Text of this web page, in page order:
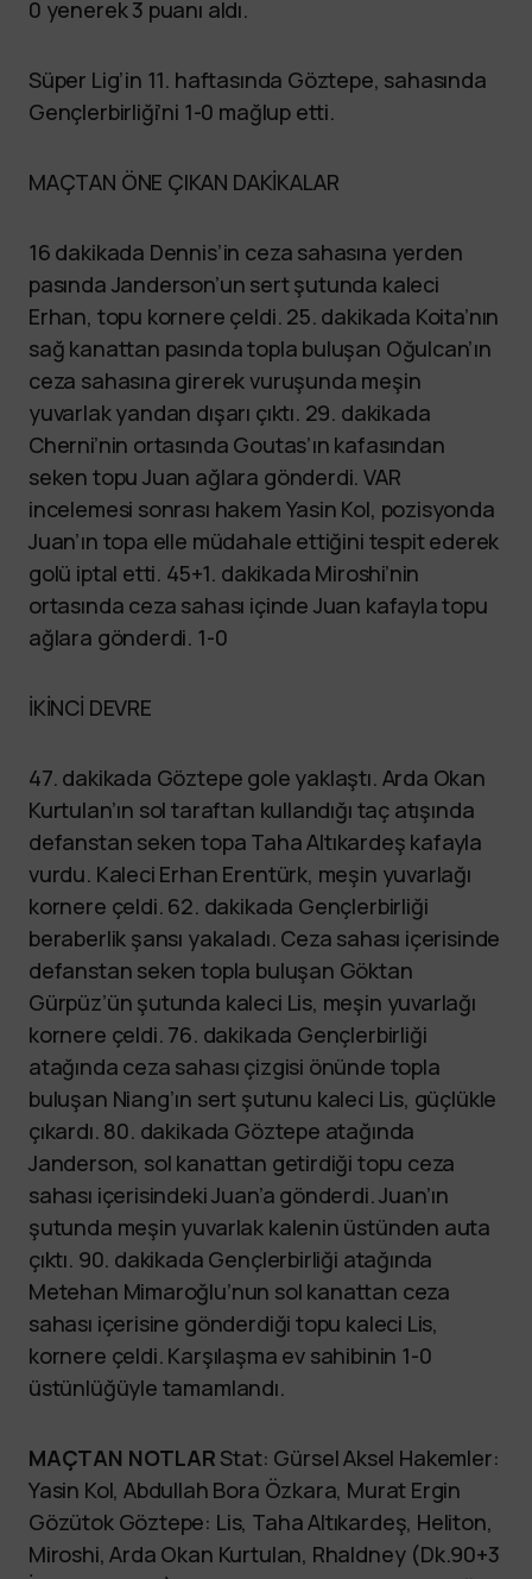
0 yenerek 3 puanı aldı.
Süper Lig’in 11. haftasında Göztepe, sahasında
Gençlerbirliği’ni 1-0 mağlup etti.
MAÇTAN ÖNE ÇIKAN DAKİKALAR
16 dakikada Dennis’in ceza sahasına yerden
pasında Janderson’un sert şutunda kaleci
Erhan, topu kornere çeldi. 25. dakikada Koita’nın
sağ kanattan pasında topla buluşan Oğulcan’ın
ceza sahasına girerek vuruşunda meşin
yuvarlak yandan dışarı çıktı. 29. dakikada
Cherni’nin ortasında Goutas’ın kafasından
seken topu Juan ağlara gönderdi. VAR
incelemesi sonrası hakem Yasin Kol, pozisyonda
Juan’ın topa elle müdahale ettiğini tespit ederek
golü iptal etti. 45+1. dakikada Miroshi’nin
ortasında ceza sahası içinde Juan kafayla topu
ağlara gönderdi. 1-0
İKİNCİ DEVRE
47. dakikada Göztepe gole yaklaştı. Arda Okan
Kurtulan’ın sol taraftan kullandığı taç atışında
defanstan seken topa Taha Altıkardeş kafayla
vurdu. Kaleci Erhan Erentürk, meşin yuvarlağı
kornere çeldi. 62. dakikada Gençlerbirliği
beraberlik şansı yakaladı. Ceza sahası içerisinde
defanstan seken topla buluşan Göktan
Gürpüz’ün şutunda kaleci Lis, meşin yuvarlağı
kornere çeldi. 76. dakikada Gençlerbirliği
atağında ceza sahası çizgisi önünde topla
buluşan Niang’ın sert şutunu kaleci Lis, güçlükle
çıkardı. 80. dakikada Göztepe atağında
Janderson, sol kanattan getirdiği topu ceza
sahası içerisindeki Juan’a gönderdi. Juan’ın
şutunda meşin yuvarlak kalenin üstünden auta
çıktı. 90. dakikada Gençlerbirliği atağında
Metehan Mimaroğlu’nun sol kanattan ceza
sahası içerisine gönderdiği topu kaleci Lis,
kornere çeldi. Karşılaşma ev sahibinin 1-0
üstünlüğüyle tamamlandı.
MAÇTAN NOTLAR Stat: Gürsel Aksel Hakemler:
Yasin Kol, Abdullah Bora Özkara, Murat Ergin
Gözütok Göztepe: Lis, Taha Altıkardeş, Heliton,
Miroshi, Arda Okan Kurtulan, Rhaldney (Dk.90+3